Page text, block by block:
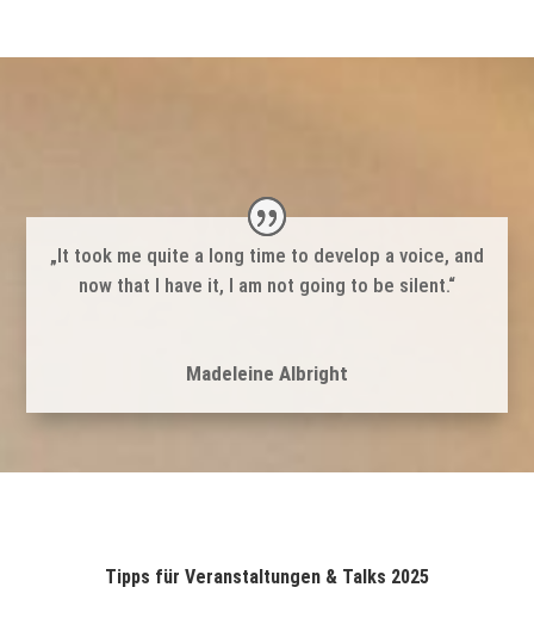
„It took me quite a long time to develop a voice, and
now that I have it, I am not going to be silent.“
Madeleine Albright
Tipps für Veranstaltungen & Talks 2025